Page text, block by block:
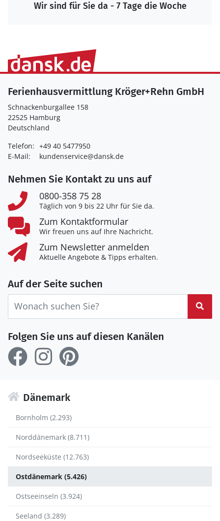
Wir sind für Sie da - 7 Tage die Woche
Ferienhausvermittlung Kröger+Rehn GmbH
Schnackenburgallee 158
22525 Hamburg
Deutschland
Telefon: +49 40 5477950
E-Mail:
kundenservice@dansk.de
Nehmen Sie Kontakt zu uns auf
0800-358 75 28
Täglich von 9 bis 22 Uhr für Sie da.
Zum Kontaktformular
Wir freuen uns auf Ihre Nachricht.
Zum Newsletter anmelden
Aktuelle Angebote & Tipps erhalten.
Auf der Seite suchen
Folgen Sie uns auf diesen Kanälen
Dänemark
Bornholm (2.293)
Norddänemark (8.711)
Nordseeküste (12.763)
Ostdänemark (5.426)
Ostseeinseln (3.924)
Seeland (3.289)